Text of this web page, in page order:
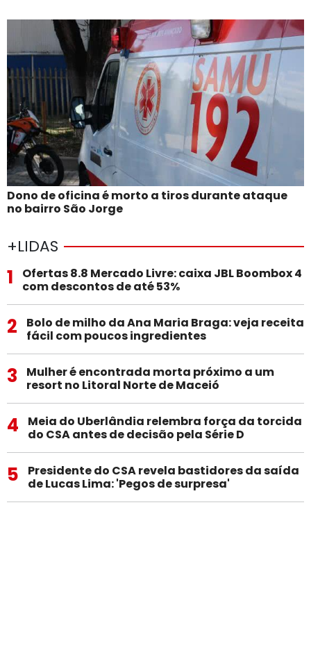
Dono de oficina é morto a tiros durante ataque
no bairro São Jorge
+LIDAS
1
Ofertas 8.8 Mercado Livre: caixa JBL Boombox 4
com descontos de até 53%
2
Bolo de milho da Ana Maria Braga: veja receita
fácil com poucos ingredientes
3
Mulher é encontrada morta próximo a um
resort no Litoral Norte de Maceió
4
Meia do Uberlândia relembra força da torcida
do CSA antes de decisão pela Série D
5
Presidente do CSA revela bastidores da saída
de Lucas Lima: 'Pegos de surpresa'